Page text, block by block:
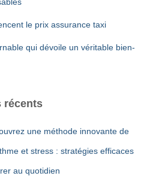
le prix assurance taxi
qui dévoile un véritable bien-
récents
une méthode innovante de
et stress : stratégies efficaces
au quotidien